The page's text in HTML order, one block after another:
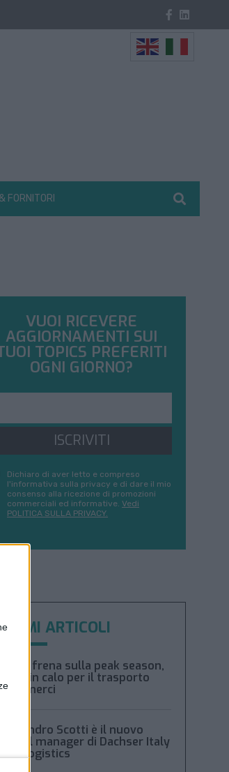
FORNITORI
VUOI RICEVERE
AGGIORNAMENTI SUI
TOPICS PREFERITI
OGNI GIORNO?
ISCRIVITI
Dichiaro di aver letto e compreso
l'informativa sulla privacy e di dare il mio
consenso alla ricezione di promozioni
commerciali ed informative. Vedi
POLITICA SULLA PRIVACY.
ARTICOLI
frena sulla peak season,
in calo per il trasporto
merci
Scotti è il nuovo
manager di Dachser Italy
Logistics